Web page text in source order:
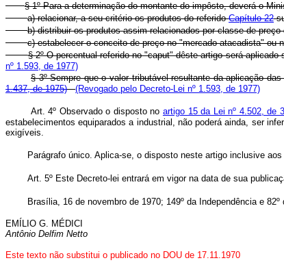
§ 1º Para a determinação do montante do impôsto, deverá o
a) relacionar, a seu critério os produtos do referidoCapítulo 22
b) distribuir os produtos assim relacionados por classe de
c) estabelecer o conceito de preço no "mercado atacadista"
§ 2º O percentual referido no "caput" dêste artigo será
nº 1.593, de 1977)
§ 3º Sempre que o valor tributável resultante da aplicação
1.437, de 1975)
(Revogado pelo Decreto-Lei nº 1.593, de 1977)
Art. 4º Observado o disposto no artigo 15 da Lei nº 4.502, de
estabelecimentos equiparados a industrial, não poderá ainda, ser
exigíveis.
Parágrafo único. Aplica-se, o disposto neste artigo inclusive
Art. 5º Este Decreto-lei entrará em vigor na data de sua
Brasília, 16 de novembro de 1970; 149º da Independência e 82º
EMÍLIO G. MÉDICI
Antônio Delfim Netto
Este texto não substitui o publicado no DOU de 17.11.1970